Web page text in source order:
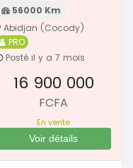
56000 Km
Abidjan (Cocody)
PRO
Posté il y a 7 mois
16 900 000
FCFA
En vente
Voir détails